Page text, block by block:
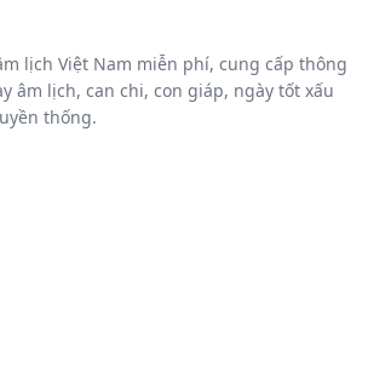
lịch Việt Nam miễn phí, cung cấp thông
âm lịch, can chi, con giáp, ngày tốt xấu
thống.